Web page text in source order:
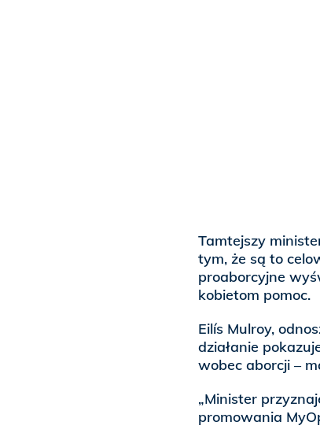
Tamtejszy
tym, że są to
proaborcyjne
kobietom pomoc.
Eilís Mulroy,
działanie
wobec aborcji –
„Minister
promowania